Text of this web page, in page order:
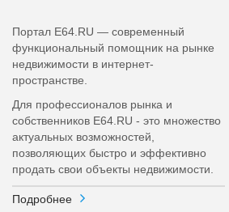
Портал E64.RU — современный
функциональный помощник на рынке
недвижимости в интернет-
пространстве.
Для профессионалов рынка и
собственников E64.RU - это множество
актуальных возможностей,
позволяющих быстро и эффективно
продать свои объекты недвижимости.
Подробнее